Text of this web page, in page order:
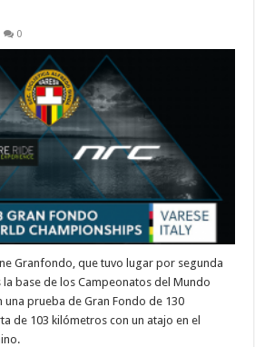
0
Granfondo, que tuvo lugar por segunda
base de los Campeonatos del Mundo
una prueba de Gran Fondo de 130
de 103 kilómetros con un atajo en el